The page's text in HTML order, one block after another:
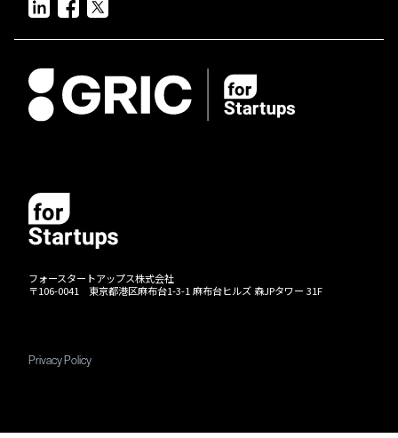
フォースタートアップス株式会社
〒106-0041 東京都港区麻布台1-3-1 麻布台ヒルズ 森JPタワー 31F
Privacy Policy